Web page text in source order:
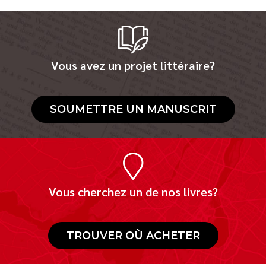
Vous avez un projet littéraire?
SOUMETTRE UN MANUSCRIT
Vous cherchez un de nos livres?
TROUVER OÙ ACHETER